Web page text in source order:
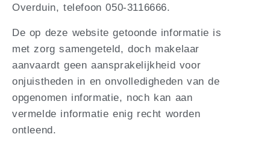
Overduin, telefoon 050-3116666.
De op deze website getoonde informatie is
met zorg samengeteld, doch makelaar
aanvaardt geen aansprakelijkheid voor
onjuistheden in en onvolledigheden van de
opgenomen informatie, noch kan aan
vermelde informatie enig recht worden
ontleend.